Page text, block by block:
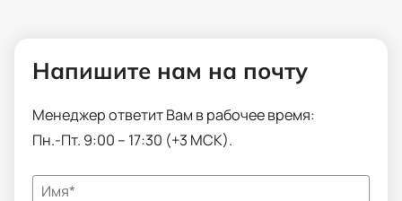
Напишите нам на почту
Менеджер ответит Вам в рабочее время:
Пн.-Пт. 9:00 – 17:30 (+3 МСК).